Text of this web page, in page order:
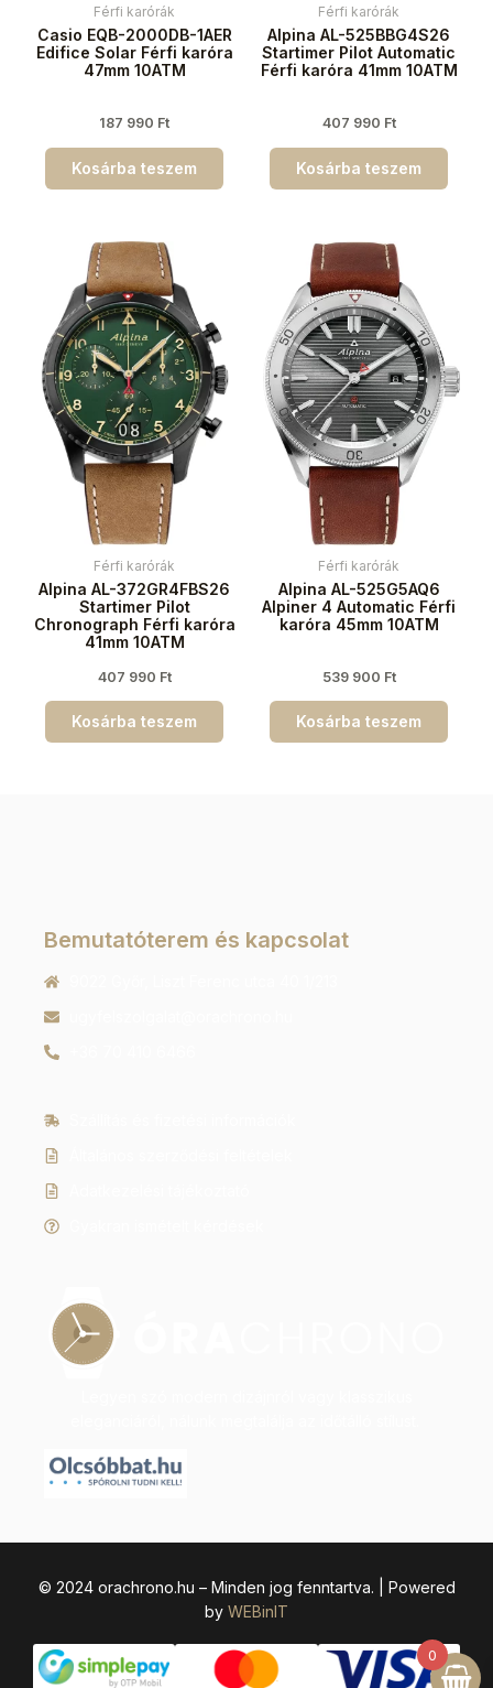
Férfi karórák
Casio EQB-2000DB-1AER
Edifice Solar Férfi karóra
47mm 10ATM
187 990 Ft
Kosárba teszem
Férfi karórák
Alpina AL-525BBG4S26
Startimer Pilot Automatic
Férfi karóra 41mm 10ATM
407 990 Ft
Kosárba teszem
Férfi karórák
Alpina AL-372GR4FBS26
Startimer Pilot
Chronograph Férfi karóra
41mm 10ATM
407 990 Ft
Kosárba teszem
Férfi karórák
Alpina AL-525G5AQ6
Alpiner 4 Automatic Férfi
karóra 45mm 10ATM
539 900 Ft
Kosárba teszem
Bemutatóterem és kapcsolat
© 2024 orachrono.hu – Minden jog fenntartva. | Powered
by WEBinIT
0